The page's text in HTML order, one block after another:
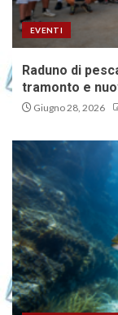
EVENTI
Raduno di
tramonto e
Giugno 28, 2026